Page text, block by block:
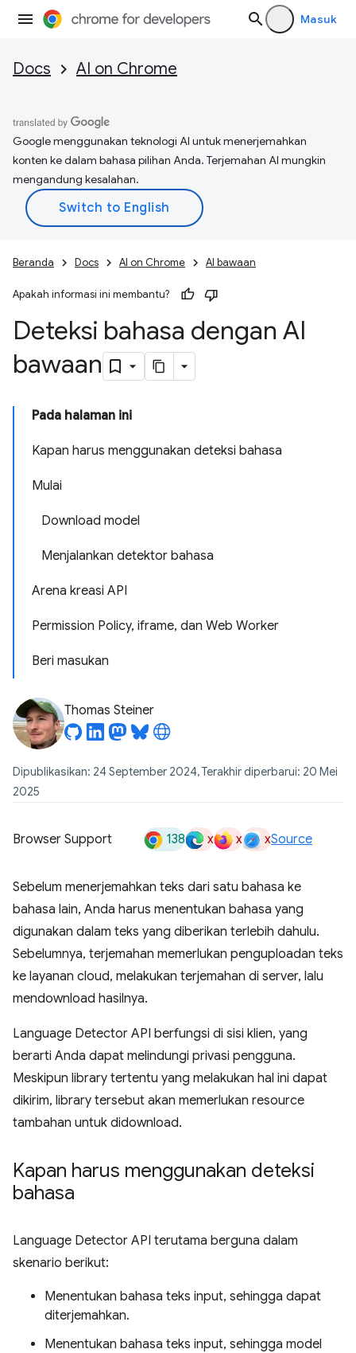
Masuk
Docs AI on Chrome
Google menggunakan teknologi AI untuk menerjemahkan
konten ke dalam bahasa pilihan Anda. Terjemahan AI mungkin
mengandung kesalahan.
Beranda Docs AI on Chrome AI bawaan
Apakah informasi ini membantu?
Deteksi bahasa dengan AI
bawaan
Pada halaman ini
Kapan harus menggunakan deteksi bahasa
Mulai
Download model
Menjalankan detektor bahasa
Arena kreasi API
Permission Policy, iframe, dan Web Worker
Beri masukan
Thomas Steiner
Dipublikasikan: 24 September 2024, Terakhir diperbarui: 20 Mei
2025
Browser Support 138 x x xSource
Sebelum menerjemahkan teks dari satu bahasa ke
bahasa lain, Anda harus menentukan bahasa yang
digunakan dalam teks yang diberikan terlebih dahulu.
Sebelumnya, terjemahan memerlukan penguploadan teks
ke layanan cloud, melakukan terjemahan di server, lalu
mendownload hasilnya.
Language Detector API berfungsi di sisi klien, yang
berarti Anda dapat melindungi privasi pengguna.
Meskipun library tertentu yang melakukan hal ini dapat
dikirim, library tersebut akan memerlukan resource
tambahan untuk didownload.
Kapan harus menggunakan deteksi
bahasa
Language Detector API terutama berguna dalam
skenario berikut:
Menentukan bahasa teks input, sehingga dapat
diterjemahkan.
Menentukan bahasa teks input, sehingga model